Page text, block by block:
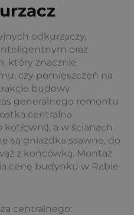
odkurzaczy,
oraz
który znacznie
czy pomieszczeń na
budowy
generalnego remontu
centralna
a w ścianach
są gniazdka ssawne, do
z końcówką. Montaż
cenę budynku w Rabie
centralnego: